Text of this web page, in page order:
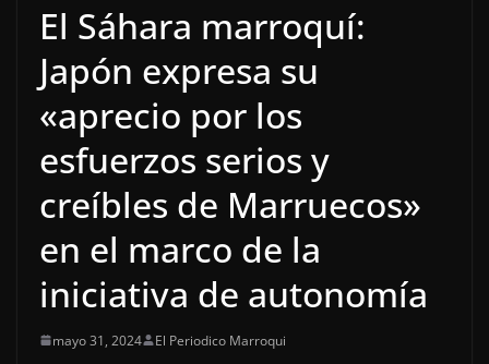
El Sáhara marroquí:
Japón expresa su
«aprecio por los
esfuerzos serios y
creíbles de Marruecos»
en el marco de la
iniciativa de autonomía
mayo 31, 2024 El Periodico Marroqui